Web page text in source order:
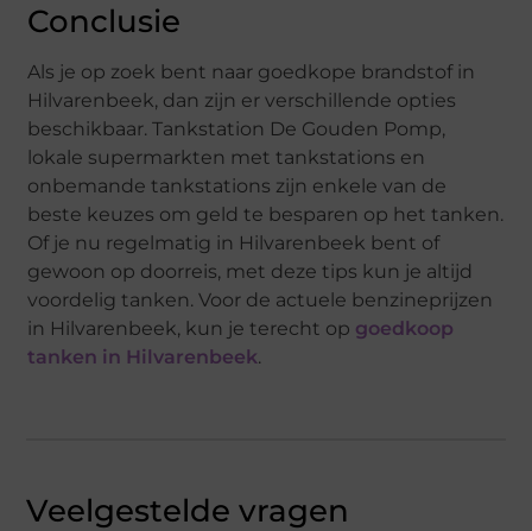
Conclusie
Als je op zoek bent naar goedkope brandstof in
Hilvarenbeek, dan zijn er verschillende opties
beschikbaar. Tankstation De Gouden Pomp,
lokale supermarkten met tankstations en
onbemande tankstations zijn enkele van de
beste keuzes om geld te besparen op het tanken.
Of je nu regelmatig in Hilvarenbeek bent of
gewoon op doorreis, met deze tips kun je altijd
voordelig tanken. Voor de actuele benzineprijzen
in Hilvarenbeek, kun je terecht op goedkoop
tanken in Hilvarenbeek.
Veelgestelde vragen